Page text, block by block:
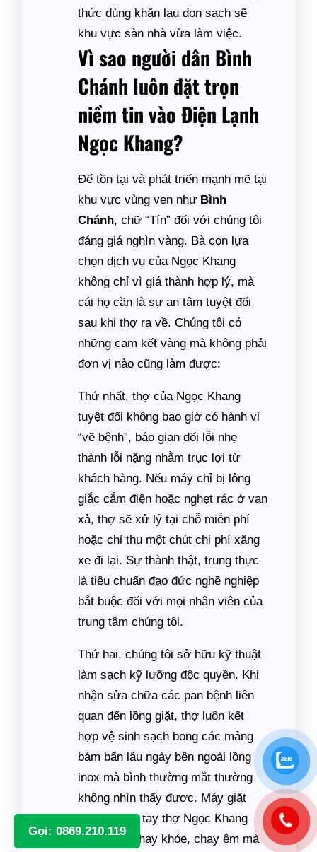
Gọi: 0869.210.119
thức dùng khăn lau dọn sạch sẽ
khu vực sàn nhà vừa làm việc.
Vì sao người dân Bình
Chánh luôn đặt trọn
niềm tin vào Điện Lạnh
Ngọc Khang?
Để tồn tại và phát triển mạnh mẽ tại
khu vực vùng ven như Bình
Chánh, chữ “Tín” đối với chúng tôi
đáng giá nghìn vàng. Bà con lựa
chọn dịch vụ của Ngọc Khang
không chỉ vì giá thành hợp lý, mà
cái họ cần là sự an tâm tuyệt đối
sau khi thợ ra về. Chúng tôi có
những cam kết vàng mà không phải
đơn vị nào cũng làm được:
Thứ nhất, thợ của Ngọc Khang
tuyệt đối không bao giờ có hành vi
“vẽ bệnh”, báo gian dối lỗi nhẹ
thành lỗi nặng nhằm trục lợi từ
khách hàng. Nếu máy chỉ bị lỏng
giắc cắm điện hoặc nghẹt rác ở van
xả, thợ sẽ xử lý tại chỗ miễn phí
hoặc chỉ thu một chút chi phí xăng
xe đi lại. Sự thành thật, trung thực
là tiêu chuẩn đạo đức nghề nghiệp
bắt buộc đối với mọi nhân viên của
trung tâm chúng tôi.
Thứ hai, chúng tôi sở hữu kỹ thuật
làm sạch kỹ lưỡng độc quyền. Khi
nhận sửa chữa các pan bệnh liên
quan đến lồng giặt, thợ luôn kết
hợp vệ sinh sạch bong các mảng
bám bẩn lâu ngày bên ngoài lồng
inox mà bình thường mắt thường
không nhìn thấy được. Máy giặt
sau khi qua tay thợ Ngọc Khang
không chỉ chạy khỏe, chạy êm mà